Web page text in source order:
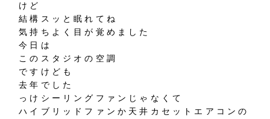
けど
結構スッと眠れてね
気持ちよく目が覚めました
今日は
このスタジオの空調
ですけども
去年でした
っけシーリングファンじゃなくて
ハイブリッドファンか天井カセットエアコンの